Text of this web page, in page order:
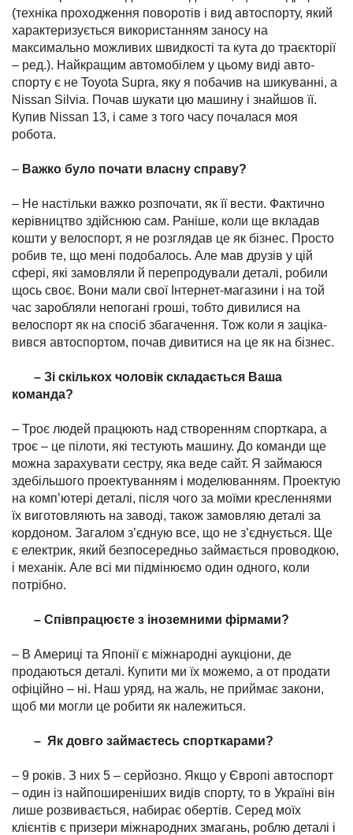
(техніка проход­ження по­воротів і вид автоспорту, який
характеризується викорис­тан­ням заносу на
максимально можливих швидкості та кута до траєкторії
– ред.). Найкращим автомобілем у цьому виді авто­
спорту є не Toyota Supra, яку я по­бачив на шикуванні, а
Nissan Silvia. Почав шукати цю машину і знайшов її.
Купив Nissan 13, і саме з того часу почалася моя
робота.
– Важко було почати власну справу?
– Не настільки важко роз­почати, як її вести. Фактично
керів­ництво здійснюю сам. Ра­ніше, коли ще вкладав
кошти у велоспорт, я не розглядав це як бізнес. Просто
робив те, що мені подобалось. Але мав друзів у цій
сфері, які замовляли й пере­продували деталі, робили
щось своє. Вони мали свої Інтернет-магазини і на той
час заробляли непогані гроші, тобто дивилися на
велоспорт як на спосіб зба­гачення. Тож коли я заціка­
вився автоспортом, почав ди­витися на це як на бізнес.
– Зі скількох чоловік скла­дається Ваша
команда?
– Троє людей працюють над створенням спорткара, а
троє – це пілоти, які тестують машину. До команди ще
можна зараху­вати сестру, яка веде сайт. Я займаюся
здебільшого проекту­ван­ням і моделюванням. Про­ектую
на комп’ютері деталі, після чого за моїми кресленнями
їх виготовляють на заводі, також замовляю деталі за
кордоном. Загалом з’єдную все, що не з’єд­нується. Ще
є електрик, який безпосередньо займається про­водкою,
і механік. Але всі ми підмінюємо один одного, коли
потрібно.
– Співпрацюєте з інозем­ними фірмами?
– В Америці та Японії є між­на­родні аукціони, де
продаються деталі. Купити ми їх можемо, а от продати
офіційно – ні. Наш уряд, на жаль, не приймає за­кони,
щоб ми могли це робити як належиться.
– Як довго займаєтесь спорт­карами?
– 9 років. З них 5 – серйозно. Якщо у Європі автоспорт
– один із найпоширеніших видів спорту, то в Україні він
лише розви­вається, набирає обертів. Серед моїх
клієнтів є призери між­народних змагань, роблю деталі і